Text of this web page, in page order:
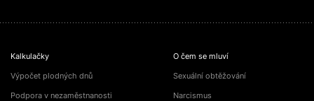
Kalkulačky
Výpočet plodných dnů
Podpora v nezaměstnanosti
O čem se mluví
Sexuální obtěžování
Narcismus